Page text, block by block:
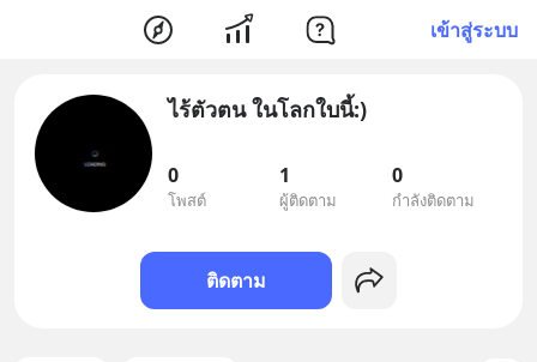
เข้าสู่ระบบ
ไร้ตัวตน ในโลกใบนี้:)
0
โพสต์
1
ผู้ติดตาม
0
กำลังติดตาม
ติดตาม